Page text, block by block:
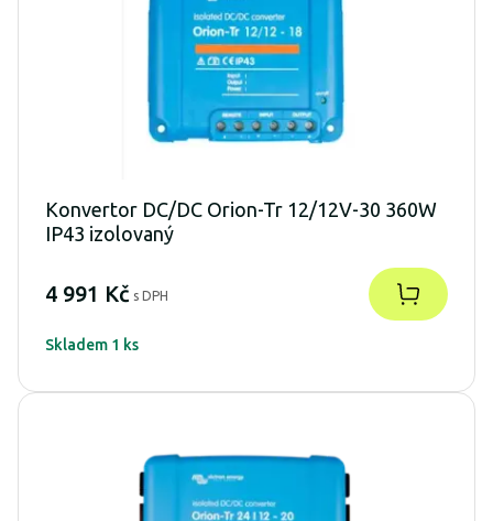
Konvertor DC/DC Orion-Tr 12/12V-30 360W
IP43 izolovaný
4 991 Kč s DPH
Skladem 1 ks